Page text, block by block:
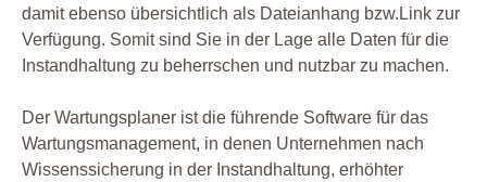
damit ebenso übersichtlich als Dateianhang bzw.Link zur
Verfügung. Somit sind Sie in der Lage alle Daten für die
Instandhaltung zu beherrschen und nutzbar zu machen.
Der Wartungsplaner ist die führende Software für das
Wartungsmanagement, in denen Unternehmen nach
Wissenssicherung in der Instandhaltung, erhöhter